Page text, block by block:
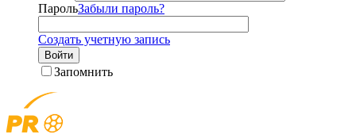
ПарольЗабыли пароль?
Создать учетную запись
Войти
Запомнить